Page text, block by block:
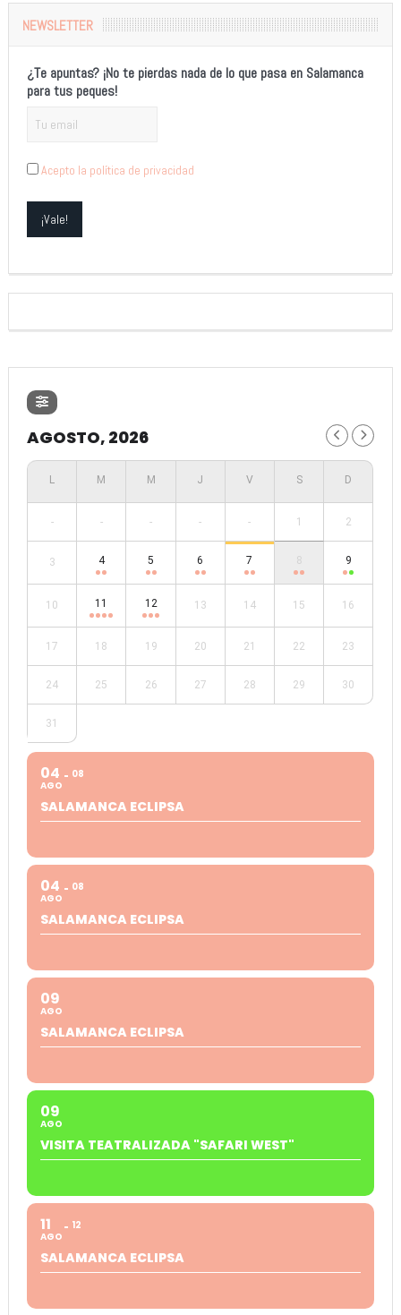
NEWSLETTER
¿Te apuntas? ¡No te pierdas nada de lo que pasa en Salamanca
para tus peques!
Acepto la política de privacidad
AGOSTO, 2026
- - - - - 1 2
3 4 5 6 7 8 9
10 11 12 13 14 15 16
17 18 19 20 21 22 23
24 25 26 27 28 29 30
31
04
AGO
08
SALAMANCA ECLIPSA
04
AGO
08
SALAMANCA ECLIPSA
09
AGO
SALAMANCA ECLIPSA
09
AGO
VISITA TEATRALIZADA "SAFARI WEST"
11
AGO
12
SALAMANCA ECLIPSA